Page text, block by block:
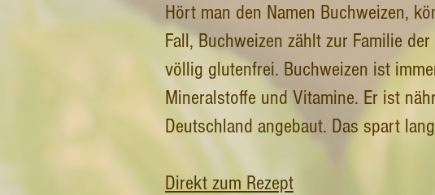
Hört man den Namen Buchweizen,
Fall, Buchweizen zählt zur Familie
völlig glutenfrei. Buchweizen ist
Mineralstoffe und Vitamine. Er ist
Deutschland angebaut. Das spart
Direkt zum Rezept